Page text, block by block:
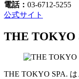
電話： 03-6712-5255
公式サイト
THE TOKYO
THE TOKYO SPA.